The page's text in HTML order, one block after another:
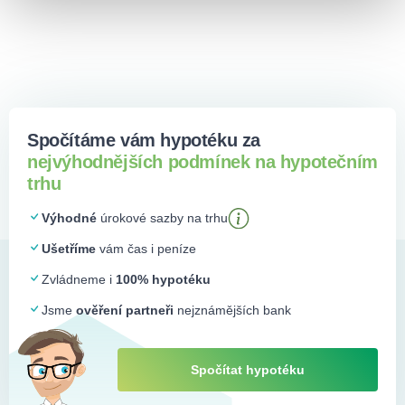
Spočítáme vám hypotéku za
nejvýhodnějších podmínek na hypotečním
trhu
Výhodné úrokové sazby na trhu
Ušetříme vám čas i peníze
Zvládneme i 100% hypotéku
Jsme ověření partneři nejznámějších bank
Spočítat hypotéku